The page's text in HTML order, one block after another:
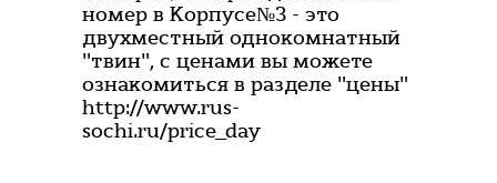
номер в Корпусе№3 - это
двухместный однокомнатный
"твин", с ценами вы можете
ознакомиться в разделе "цены"
http://www.rus-
sochi.ru/price_day